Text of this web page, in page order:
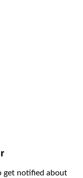
get notified about